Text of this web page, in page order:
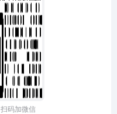
扫码加微信